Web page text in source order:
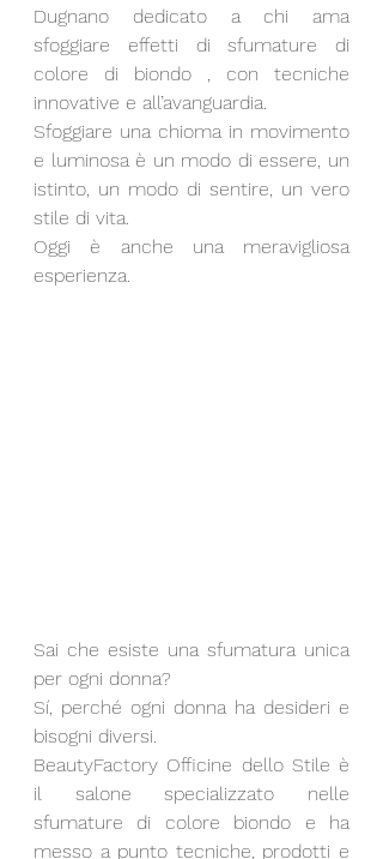
Dugnano dedicato a chi ama
sfoggiare effetti di sfumature di
colore di biondo , con tecniche
innovative e all’avanguardia.
Sfoggiare una chioma in movimento
e luminosa è un modo di essere, un
istinto, un modo di sentire, un vero
stile di vita.
Oggi è anche una meravigliosa
esperienza.
Sai che esiste una sfumatura unica
per ogni donna?
Sí, perché ogni donna ha desideri e
bisogni diversi.
BeautyFactory Officine dello Stile è
il salone specializzato nelle
sfumature di colore biondo e ha
messo a punto tecniche, prodotti e